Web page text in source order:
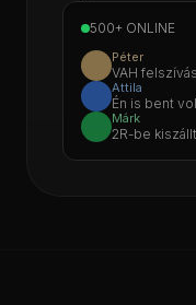
500+ ONLINE
Péter
VAH
Attila
Én is bent
Márk
2R-be